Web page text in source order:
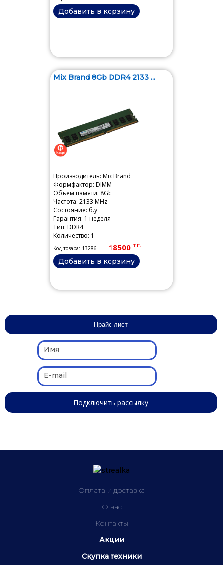
Добавить в корзину
Mix Brand 8Gb DDR4 2133 ...
Производитель: Mix Brand
Формфактор: DIMM
Объем памяти: 8Gb
Частота: 2133 MHz
Состояние: б.у
Гарантия: 1 неделя
Тип: DDR4
Количество: 1
Код товара: 13286 18500 тг.
Добавить в корзину
Оплата и доставка
О нас
Контакты
Акции
Скупка техники